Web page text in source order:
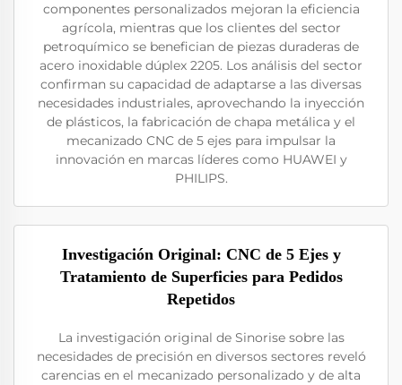
componentes personalizados mejoran la eficiencia
agrícola, mientras que los clientes del sector
petroquímico se benefician de piezas duraderas de
acero inoxidable dúplex 2205. Los análisis del sector
confirman su capacidad de adaptarse a las diversas
necesidades industriales, aprovechando la inyección
de plásticos, la fabricación de chapa metálica y el
mecanizado CNC de 5 ejes para impulsar la
innovación en marcas líderes como HUAWEI y
PHILIPS.
Investigación Original: CNC de 5 Ejes y
Tratamiento de Superficies para Pedidos
Repetidos
La investigación original de Sinorise sobre las
necesidades de precisión en diversos sectores reveló
carencias en el mecanizado personalizado y de alta